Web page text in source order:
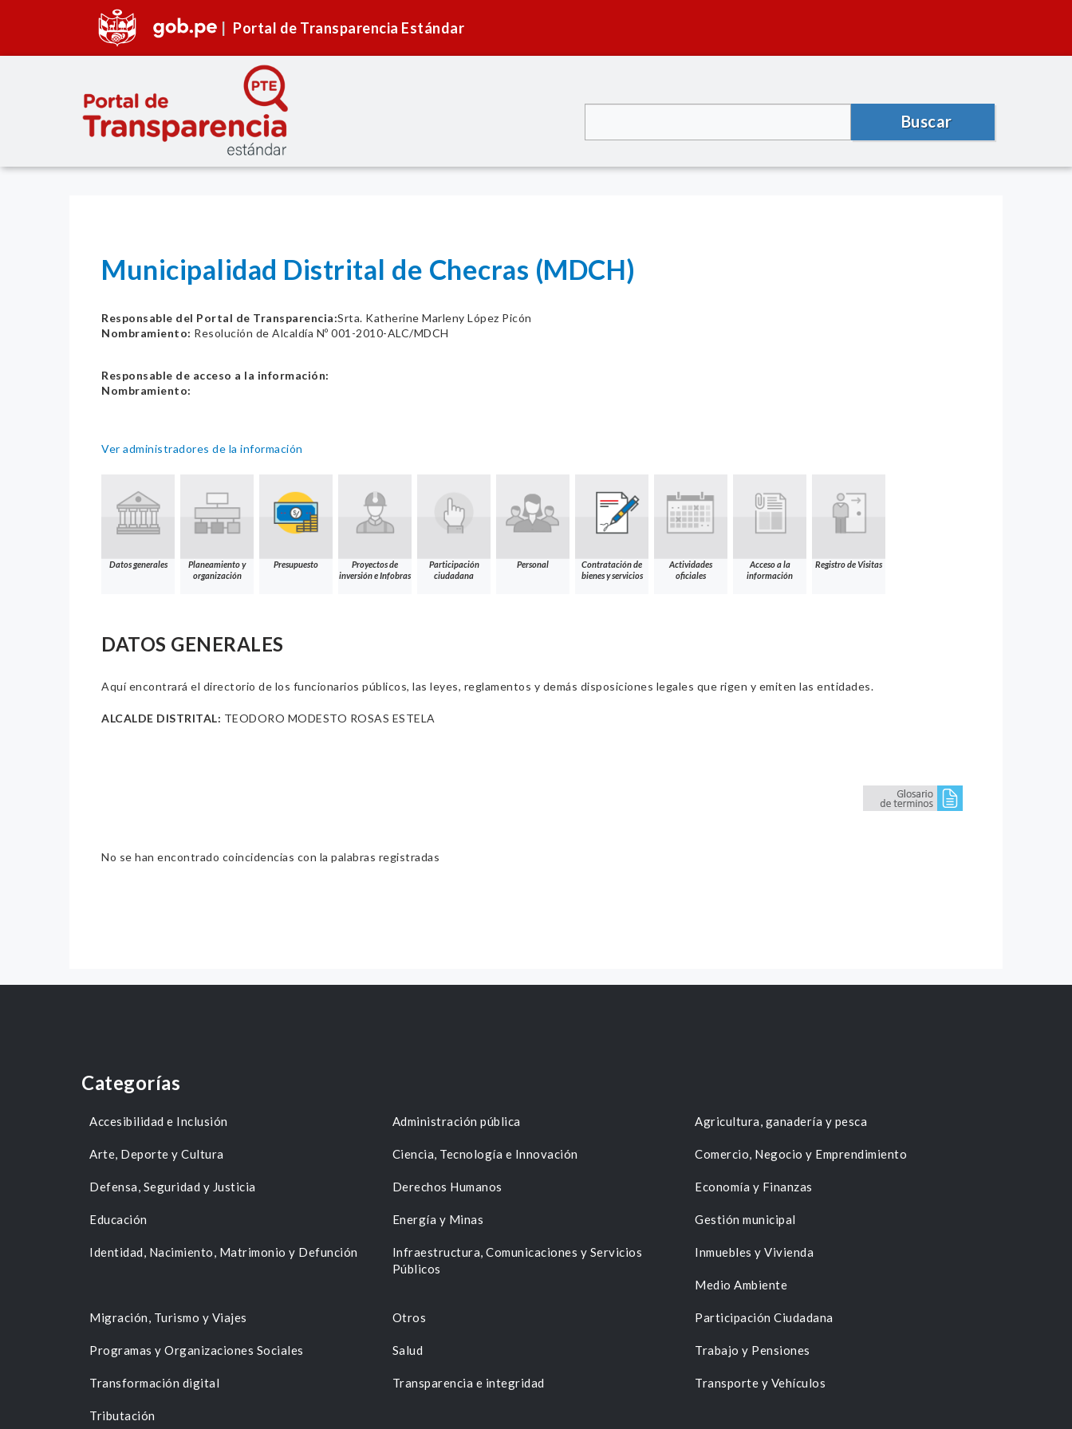
Portal de Transparencia Estándar
Buscar
Municipalidad Distrital de Checras (MDCH)
Responsable del Portal de Transparencia:Srta. Katherine Marleny López Picón
Nombramiento: Resolución de Alcaldía Nº 001-2010-ALC/MDCH
Responsable de acceso a la información:
Nombramiento:
Ver administradores de la información
Datos generales
Planeamiento y
organización
Presupuesto
Proyectos de
inversión e Infobras
Participación
ciudadana
Personal
Contratación de
bienes y servicios
Actividades
oficiales
Acceso a la
información
Registro de Visitas
DATOS GENERALES
Aquí encontrará el directorio de los funcionarios públicos, las leyes, reglamentos y demás disposiciones legales que rigen y emiten las entidades.
ALCALDE DISTRITAL: TEODORO MODESTO ROSAS ESTELA
No se han encontrado coincidencias con la palabras registradas
Categorías
Accesibilidad e Inclusión Administración pública Agricultura, ganadería y pesca
Arte, Deporte y Cultura Ciencia, Tecnología e Innovación Comercio, Negocio y Emprendimiento
Defensa, Seguridad y Justicia Derechos Humanos Economía y Finanzas
Educación Energía y Minas Gestión municipal
Identidad, Nacimiento, Matrimonio y Defunción
Infraestructura, Comunicaciones y Servicios
Públicos
Inmuebles y Vivienda
Medio Ambiente
Migración, Turismo y Viajes Otros Participación Ciudadana
Programas y Organizaciones Sociales Salud Trabajo y Pensiones
Transformación digital Transparencia e integridad Transporte y Vehículos
Tributación